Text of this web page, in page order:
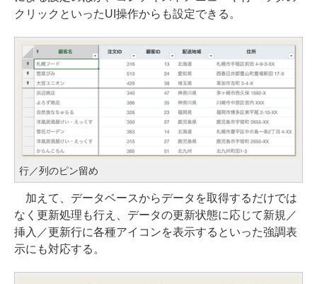
クリックといったUI操作からも設定できる。
行／列のピン留め
加えて、データベースからデータを取得するだけでは
なく更新処理も行え、データの更新状態に応じて新規／
挿入／更新行に各種アイコンを表示するといった強調表
示にも対応する。